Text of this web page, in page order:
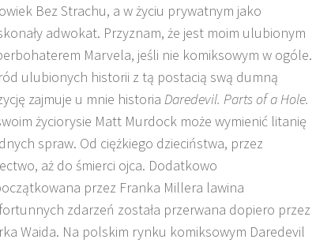
Bez Strachu, a w życiu prywatnym jako
adwokat. Przyznam, że jest moim ulubionym
Marvela, jeśli nie komiksowym w ogóle.
ulubionych historii z tą postacią swą dumną
zajmuje u mnie historia Daredevil. Parts of a Hole.
życiorysie Matt Murdock może wymienić litanię
spraw. Od ciężkiego dzieciństwa, przez
aż do śmierci ojca. Dodatkowo
przez Franka Millera lawina
zdarzeń została przerwana dopiero przez
Waida. Na polskim rynku komiksowym Daredevil